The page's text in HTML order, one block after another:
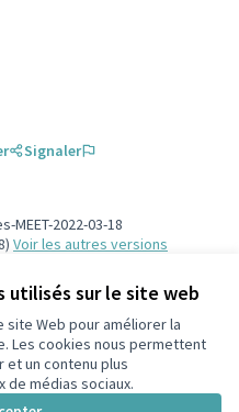
utilisés sur le site web
Web pour améliorer la
Les cookies nous permettent
un contenu plus
de médias sociaux.
Signaler
MEET-2022-03-18
voir les autres versions